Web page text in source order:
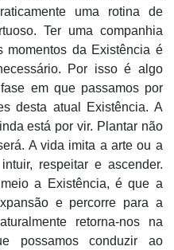
uma rotina de
Ter uma companhia
momentos da Existência é
Por isso é algo
em que passamos por
desta atual Existência. A
está por vir. Plantar não
A vida imita a arte ou a
respeitar e ascender.
a Existência, é que a
e percorre para a
retorna-nos na
possamos conduzir ao